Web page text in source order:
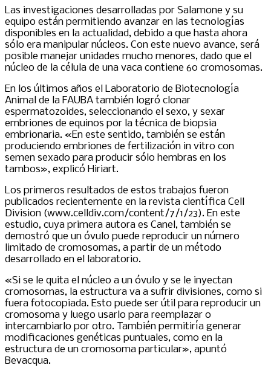
Las investigaciones desarrolladas por Salamone y su
equipo están permitiendo avanzar en las tecnologías
disponibles en la actualidad, debido a que hasta ahora
sólo era manipular núcleos. Con este nuevo avance, será
posible manejar unidades mucho menores, dado que el
núcleo de la célula de una vaca contiene 60 cromosomas.
En los últimos años el Laboratorio de Biotecnología
Animal de la FAUBA también logró clonar
espermatozoides, seleccionando el sexo, y sexar
embriones de equinos por la técnica de biopsia
embrionaria. «En este sentido, también se están
produciendo embriones de fertilización in vitro con
semen sexado para producir sólo hembras en los
tambos», explicó Hiriart.
Los primeros resultados de estos trabajos fueron
publicados recientemente en la revista científica Cell
Division (www.celldiv.com/content/7/1/23). En este
estudio, cuya primera autora es Canel, también se
demostró que un óvulo puede reproducir un número
limitado de cromosomas, a partir de un método
desarrollado en el laboratorio.
«Si se le quita el núcleo a un óvulo y se le inyectan
cromosomas, la estructura va a sufrir divisiones, como si
fuera fotocopiada. Esto puede ser útil para reproducir un
cromosoma y luego usarlo para reemplazar o
intercambiarlo por otro. También permitiría generar
modificaciones genéticas puntuales, como en la
estructura de un cromosoma particular», apuntó
Bevacqua.